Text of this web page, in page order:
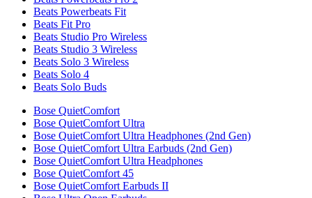
Beats Powerbeats Fit
Beats Fit Pro
Beats Studio Pro Wireless
Beats Studio 3 Wireless
Beats Solo 3 Wireless
Beats Solo 4
Beats Solo Buds
Bose QuietComfort
Bose QuietComfort Ultra
Bose QuietComfort Ultra Headphones (2nd Gen)
Bose QuietComfort Ultra Earbuds (2nd Gen)
Bose QuietComfort Ultra Headphones
Bose QuietComfort 45
Bose QuietComfort Earbuds II